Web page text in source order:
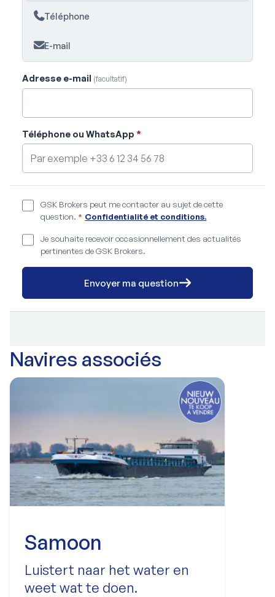
Téléphone
E-mail
Adresse e-mail (facultatif)
Téléphone ou WhatsApp *
GSK Brokers peut me contacter au sujet de cette
question.* Confidentialité et conditions.
Je souhaite recevoir occasionnellement des actualités
pertinentes de GSK Brokers.
Envoyer ma question
Navires associés
Samoon
Luistert naar het water en
weet wat te doen.